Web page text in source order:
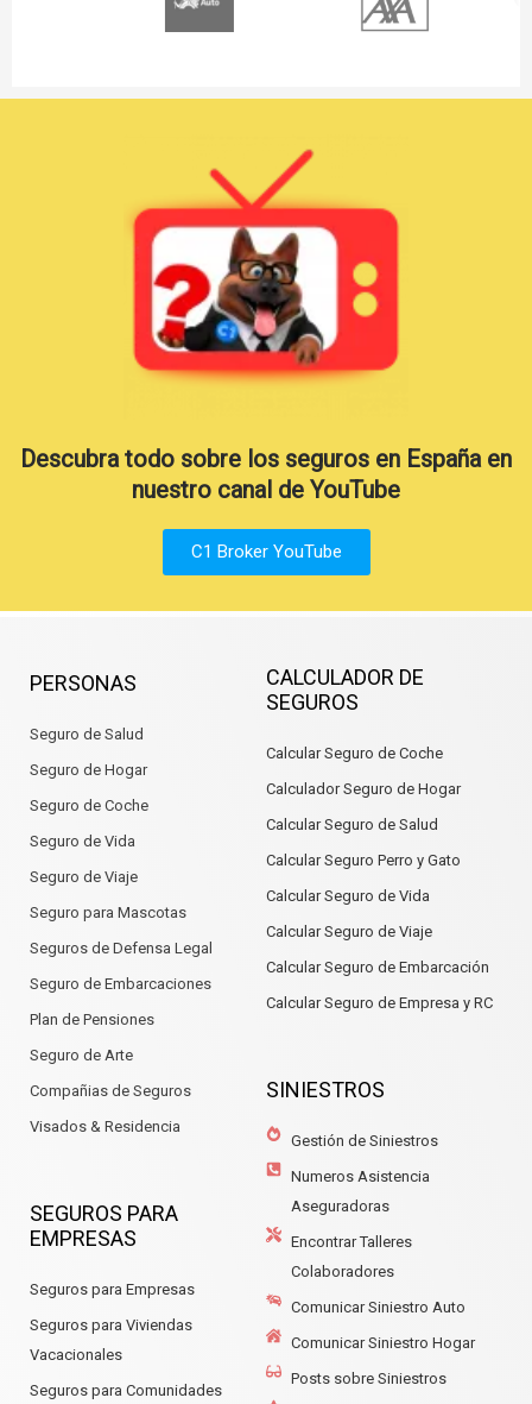
Descubra todo sobre los seguros en España en
nuestro canal de YouTube
C1 Broker YouTube
PERSONAS
Seguro de Salud
Seguro de Hogar
Seguro de Coche
Seguro de Vida
Seguro de Viaje
Seguro para Mascotas
Seguros de Defensa Legal
Seguro de Embarcaciones
Plan de Pensiones
Seguro de Arte
Compañias de Seguros
Visados & Residencia
SEGUROS PARA
EMPRESAS
Seguros para Empresas
Seguros para Viviendas
Vacacionales
Seguros para Comunidades
CALCULADOR DE
SEGUROS
Calcular Seguro de Coche
Calculador Seguro de Hogar
Calcular Seguro de Salud
Calcular Seguro Perro y Gato
Calcular Seguro de Vida
Calcular Seguro de Viaje
Calcular Seguro de Embarcación
Calcular Seguro de Empresa y RC
SINIESTROS
Gestión de Siniestros
Numeros Asistencia
Aseguradoras
Encontrar Talleres
Colaboradores
Comunicar Siniestro Auto
Comunicar Siniestro Hogar
Posts sobre Siniestros